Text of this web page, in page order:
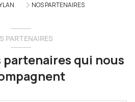
NOS PARTENAIRES
PARTENAIRES
partenaires qui nous